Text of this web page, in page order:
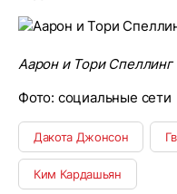
Аарон и Тори Спеллинг
Фото: социальные сети
Дакота Джонсон
Ким Кардашьян